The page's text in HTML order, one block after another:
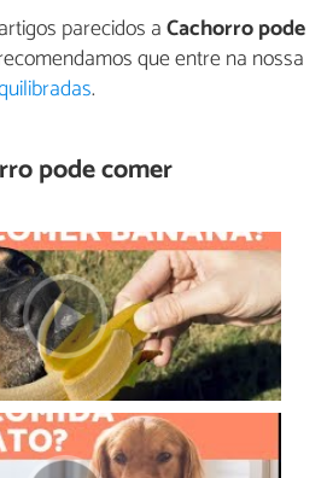
parecidos aCachorro pode
que entre na nossa
.
pode comer